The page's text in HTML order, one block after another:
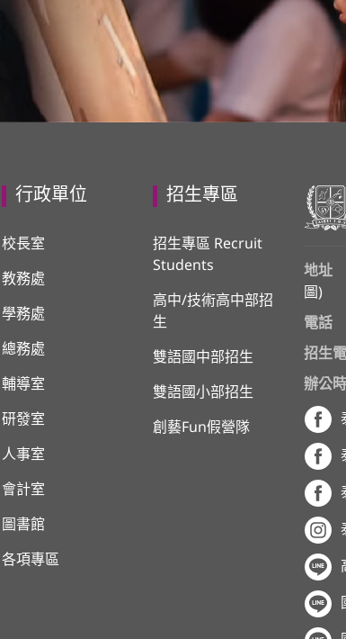
行政單位
校長室
教務處
學務處
總務處
輔導室
研發室
人事室
會計室
圖書館
各項專區
招生專區
招生專區 Recruit
Students
高中/技術高中部招
生
雙語國中部招生
雙語國小部招生
創藝Fun假營隊
地址
圖 )
電話
招生
辦公